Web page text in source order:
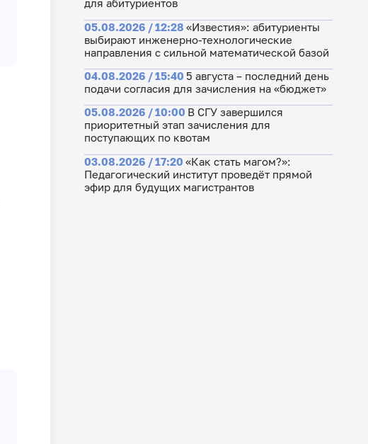
для абитуриентов
05.08.2026 / 12:28 «Известия»: абитуриенты
выбирают инженерно-технологические
направления с сильной математической базой
04.08.2026 / 15:40 5 августа – последний день
подачи согласия для зачисления на «бюджет»
05.08.2026 / 10:00 В СГУ завершился
приоритетный этап зачисления для
поступающих по квотам
03.08.2026 / 17:20 «Как стать магом?»:
Педагогический институт проведёт прямой
эфир для будущих магистрантов